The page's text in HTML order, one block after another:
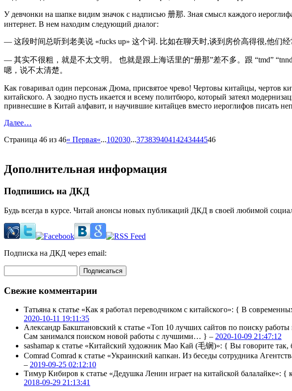
У девчонки на шапке видим значок с надписью 册那. Зная смысл каждого
интернет. В нем находим следующий диалог:
— 这段时间总听到老美说 «fucks up» 这个词. 比如在聊天时,谈到房价高得很,他们
— 其实不很粗，就是不太文明。 也就是跟上海话里的“册那”差不多。跟 “tmd”
嗯，说不太清楚。
Как говаривал один персонаж Дюма, присвятое чрево! Чертовы китайцы, чертов
китайского. А заодно пусть икается и всему политбюро, который затеял
привнесшие в Китай алфавит, и научившие китайцев вместо иероглифов писать
Далее…
Страница 46 из 46« Первая«...102030...37383940414243444546
Дополнительная информация
Подпишись на ДКД
Будь всегда в курсе. Читай анонсы новых публикаций ДКД в своей любимой
Подписка на ДКД через email:
Свежие комментарии
Татьяна к статье «Как я работал переводчиком с китайского»: { В
2020-10-11 19:11:35
Александр Бакштановский к статье «Топ 10 лучших сайтов по поиску работы
Сам занимался поиском новой работы с лучшими… } – 2020-10-09 21:47:12
sashamap к статье «Китайский художник Мао Кай (毛锎)»: { Вы говорите так,
Comrad Comrad к статье «Украинский капкан. Из беседы сотрудника
– 2019-09-25 02:12:10
Тимур Кибиров к статье «Дедушка Ленин играет на китайской балалайке»: {
2018-09-29 21:13:41